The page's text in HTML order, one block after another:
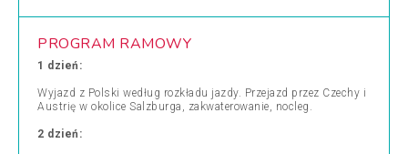
PROGRAM RAMOWY
1 dzień:
Wyjazd z Polski według rozkładu jazdy. Przejazd przez Czechy i
Austrię w okolice Salzburga, zakwaterowanie, nocleg.
2 dzień: